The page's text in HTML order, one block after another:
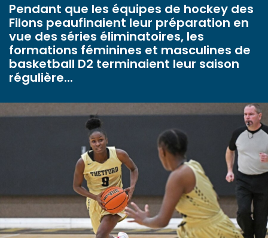
Pendant que les équipes de hockey des
Filons peaufinaient leur préparation en
vue des séries éliminatoires, les
formations féminines et masculines de
basketball D2 terminaient leur saison
régulière...